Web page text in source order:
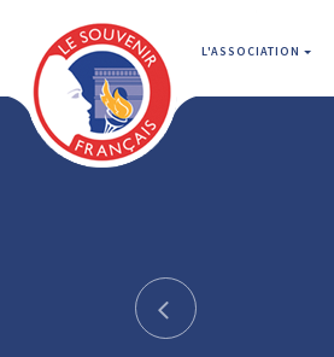
L'ASSOCIATION